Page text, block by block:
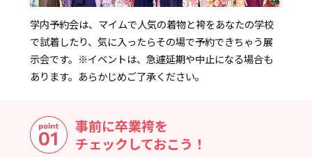
学内予約会は、マイムで人気の着物と袴をあなたの学校
で試着したり、気に入ったらその場で予約できちゃう展
示会です。 ※イベントは、急遽延期や中止になる場合も
あります。あらかじめご了承ください。
事前に卒業袴を
チェックしておこう！